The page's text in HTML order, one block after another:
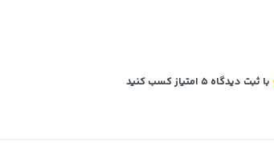
با ثبت دیدگاه 5 امتیاز کسب کنید